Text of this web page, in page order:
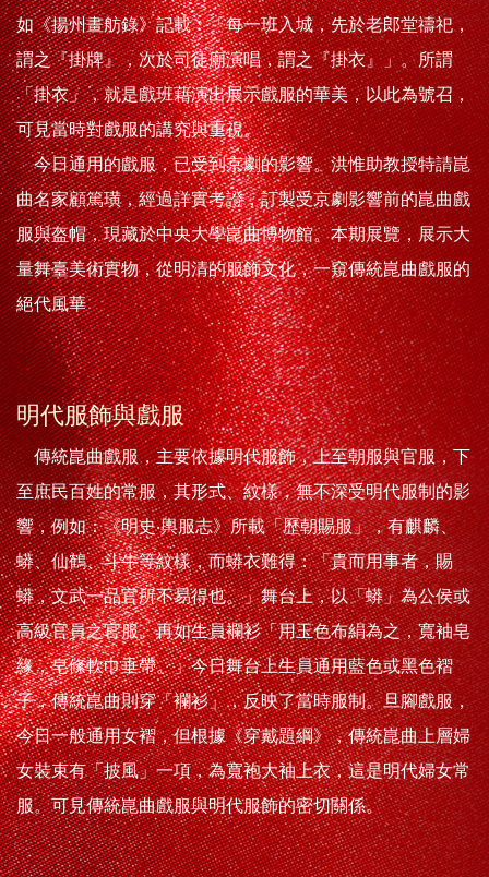
如《揚州畫舫錄》記載︰「每一班入城，先於老郎堂禱祀，
謂之『掛牌』，次於司徒廟演唱，謂之『掛衣』」。所謂
「掛衣」，就是戲班藉演出展示戲服的華美，以此為號召，
可見當時對戲服的講究與重視。
今日通用的戲服，已受到京劇的影響。洪惟助教授特請崑
曲名家顧篤璜，經過詳實考證，訂製受京劇影響前的崑曲戲
服與盔帽，現藏於中央大學崑曲博物館。本期展覽，展示大
量舞臺美術實物，從明清的服飾文化，一窺傳統崑曲戲服的
絕代風華
明代服飾與戲服
傳統崑曲戲服，主要依據明代服飾，上至朝服與官服，下
至庶民百姓的常服，其形式、紋樣，無不深受明代服制的影
響，例如：《明史‧輿服志》所載「歷朝賜服」，有麒麟、
蟒、仙鶴、斗牛等紋樣，而蟒衣難得：「貴而用事者，賜
蟒，文武一品官所不易得也。」舞台上，以「蟒」為公侯或
高級官員之官服。再如生員襴衫「用玉色布絹為之，寬袖皂
緣，皂絛軟巾垂帶。」今日舞台上生員通用藍色或黑色褶
子，傳統崑曲則穿「襴衫」，反映了當時服制。旦腳戲服，
今日一般通用女褶，但根據《穿戴題綱》，傳統崑曲上層婦
女裝束有「披風」一項，為寬袍大袖上衣，這是明代婦女常
服。可見傳統崑曲戲服與明代服飾的密切關係。